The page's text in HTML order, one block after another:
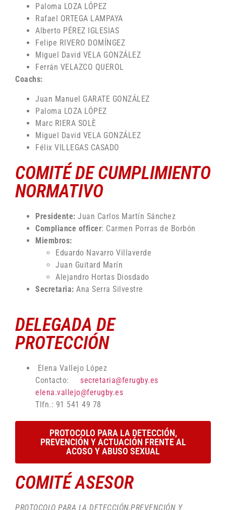
Paloma LOZA LÓPEZ
Rafael ORTEGA LAMPAYA
Alberto PÉREZ IGLESIAS
Felipe RIVERO DOMÍNGEZ
Miguel David VELA GONZÁLEZ
Ferrán VELAZCO QUEROL
Coachs:
Juan Manuel GARATE GONZÁLEZ
Paloma LOZA LÓPEZ
Marc RIERA SOLÈ
Miguel David VELA GONZÁLEZ
Félix VILLEGAS CASADO
COMITÉ DE CUMPLIMIENTO
NORMATIVO
Presidente: Juan Carlos Martín Sánchez
Compliance officer: Carmen Porras de Borbón
Miembros:
Eduardo Navarro Villaverde
Juan Guitard Marín
Alejandro Hortas Diosdado
Secretaria: Ana Serra Silvestre
DELEGADA DE
PROTECCIÓN
Elena Vallejo López
Contacto: secretaria@ferugby.es
elena.vallejo@ferugby.es
Tlfn.: 91 541 49 78
PROTOCOLO PARA LA DETECCIÓN,
PREVENCIÓN Y ACTUACIÓN FRENTE AL
ACOSO Y ABUSO SEXUAL
COMITÉ ASESOR
PROTOCOLO PARA LA DETECCIÓN,PREVENCIÓN Y